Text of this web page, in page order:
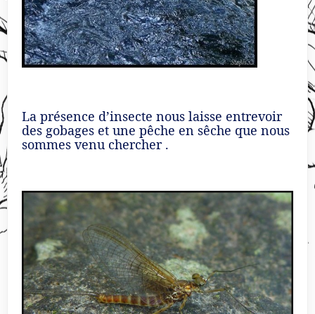
La présence d’insecte nous laisse entrevoir
des gobages et une pêche en sêche que nous
sommes venu chercher .